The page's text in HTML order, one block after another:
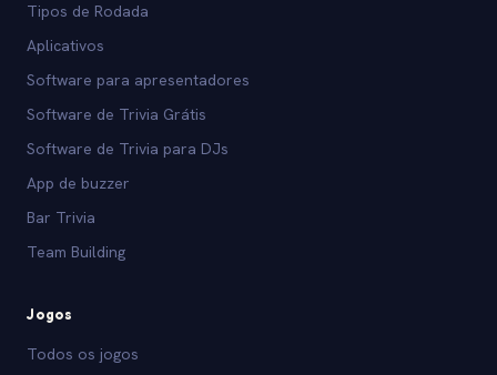
Tipos de Rodada
Aplicativos
Software para apresentadores
Software de Trivia Grátis
Software de Trivia para DJs
App de buzzer
Bar Trivia
Team Building
Jogos
Todos os jogos